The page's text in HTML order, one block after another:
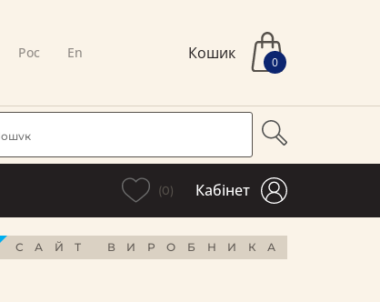
Рос En Кошик 0
(0) Кабінет
САЙТ ВИРОБНИКА